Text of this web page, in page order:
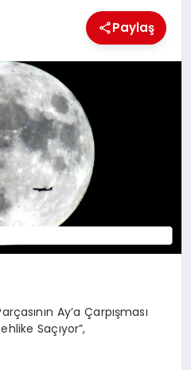
Paylaş
Ay’a Çarpışması
Saçıyor”,